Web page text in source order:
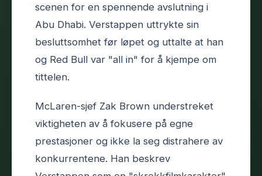
scenen for en spennende avslutning i
Abu Dhabi. Verstappen uttrykte sin
besluttsomhet før løpet og uttalte at han
og Red Bull var "all in" for å kjempe om
tittelen.
McLaren-sjef Zak Brown understreket
viktigheten av å fokusere på egne
prestasjoner og ikke la seg distrahere av
konkurrentene. Han beskrev